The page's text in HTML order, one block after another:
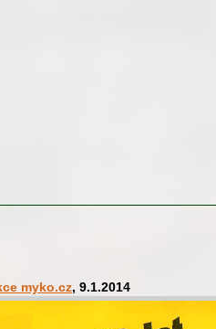
myko.cz, 9.1.2014